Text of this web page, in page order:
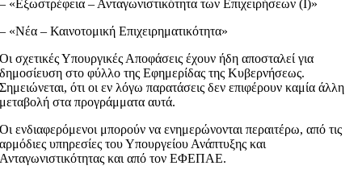
– «Εξωστρέφεια – Ανταγωνιστικότητα των Επιχειρήσεων (Ι)»
– «Νέα – Καινοτομική Επιχειρηματικότητα»
Οι σχετικές Υπουργικές Αποφάσεις έχουν ήδη αποσταλεί για
δημοσίευση στο φύλλο της Εφημερίδας της Κυβερνήσεως.
Σημειώνεται, ότι οι εν λόγω παρατάσεις δεν επιφέρουν καμία άλλη
μεταβολή στα προγράμματα αυτά.
Οι ενδιαφερόμενοι μπορούν να ενημερώνονται περαιτέρω, από τις
αρμόδιες υπηρεσίες του Υπουργείου Ανάπτυξης και
Ανταγωνιστικότητας και από τον ΕΦΕΠΑΕ.